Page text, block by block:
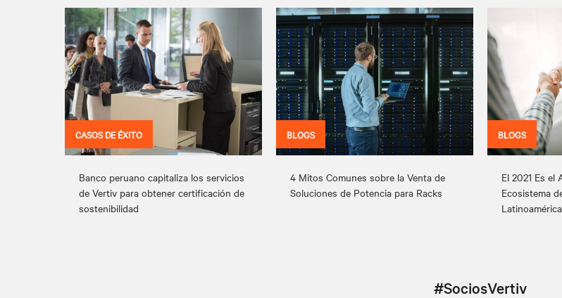
CASOS DE ÉXITO
Banco peruano capitaliza los servicios
de Vertiv para obtener certificación de
sostenibilidad
BLOGS
4 Mitos Comunes sobre la Venta de
Soluciones de Potencia para Racks
BLOGS
El 2021 Es el
Ecosistema
Latinoamérica
#SociosVertiv